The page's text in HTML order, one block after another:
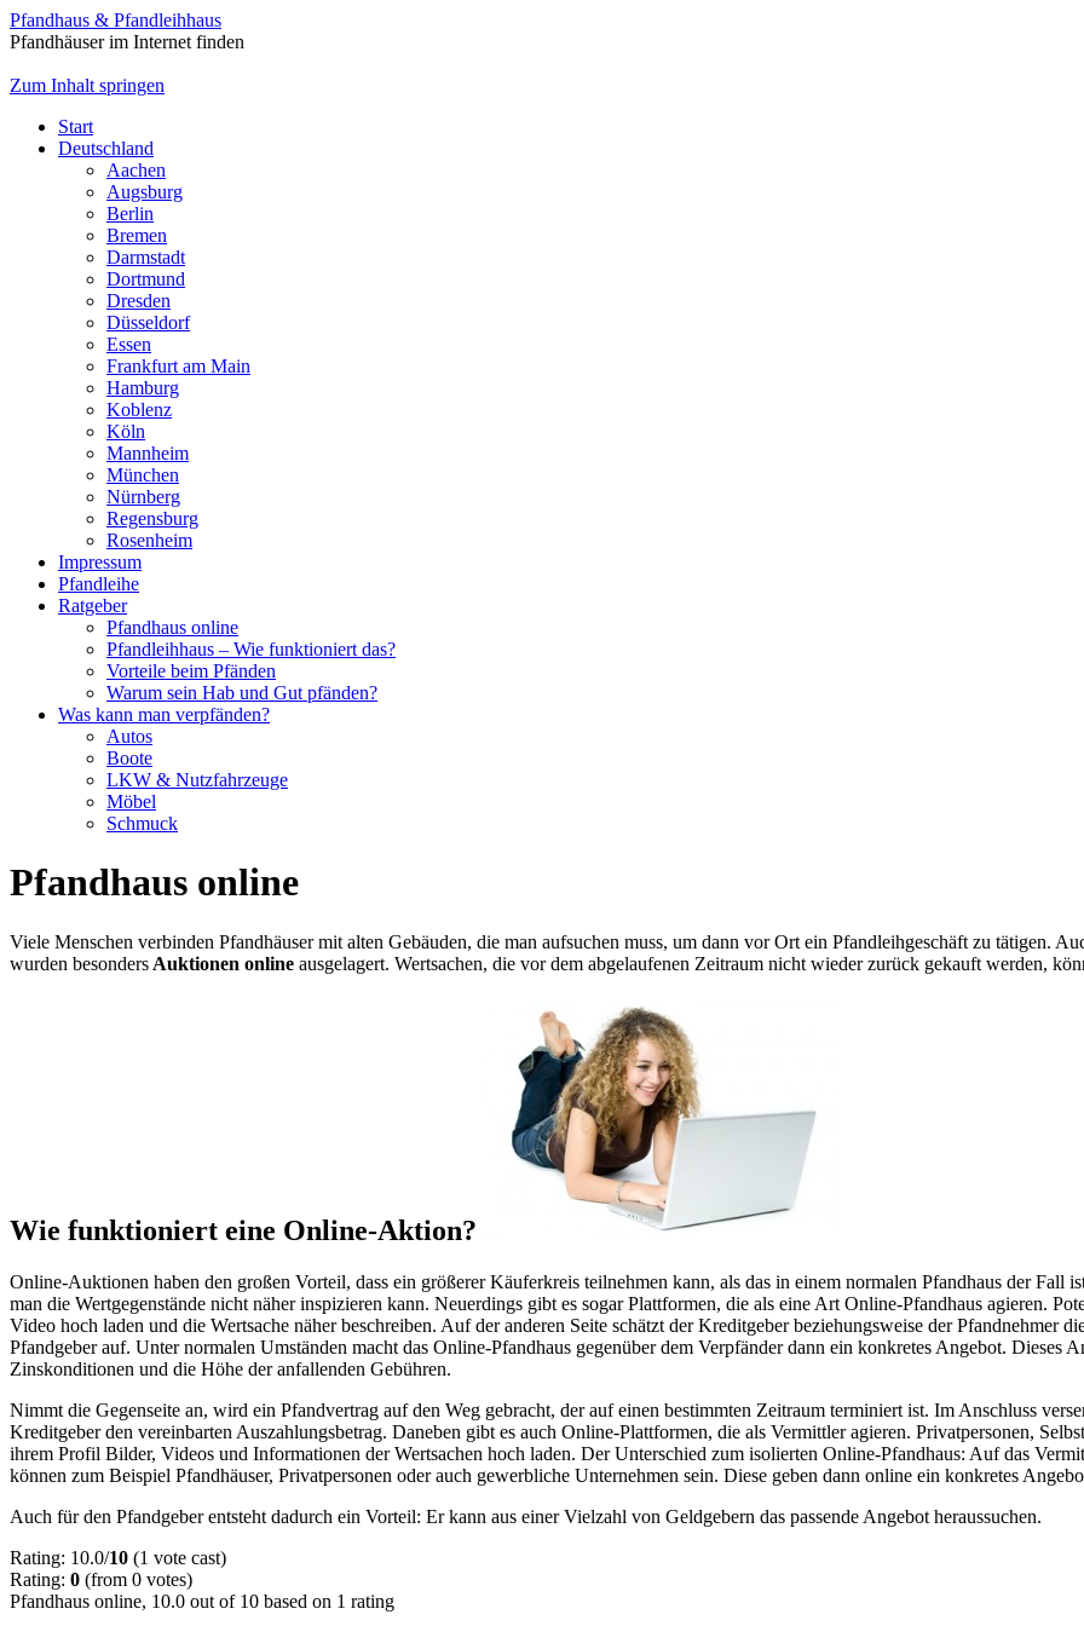
Pfandhaus & Pfandleihhaus
Pfandhäuser im Internet finden
Zum Inhalt springen
Start
Deutschland
Aachen
Augsburg
Berlin
Bremen
Darmstadt
Dortmund
Dresden
Düsseldorf
Essen
Frankfurt am Main
Hamburg
Koblenz
Köln
Mannheim
München
Nürnberg
Regensburg
Rosenheim
Impressum
Pfandleihe
Ratgeber
Pfandhaus online
Pfandleihhaus – Wie funktioniert das?
Vorteile beim Pfänden
Warum sein Hab und Gut pfänden?
Was kann man verpfänden?
Autos
Boote
LKW & Nutzfahrzeuge
Möbel
Schmuck
Pfandhaus online
Viele Menschen verbinden Pfandhäuser mit alten Gebäuden, die man aufsuchen muss, um dann vor Ort ein Pfandleihgeschäft zu tätigen.
wurden besonders Auktionen online ausgelagert. Wertsachen, die vor dem abgelaufenen Zeitraum nicht wieder zurück gekauft werden,
Wie funktioniert eine Online-Aktion?
Online-Auktionen haben den großen Vorteil, dass ein größerer Käuferkreis teilnehmen kann, als das in einem normalen Pfandhaus der Fall
man die Wertgegenstände nicht näher inspizieren kann. Neuerdings gibt es sogar Plattformen, die als eine Art Online-Pfandhaus agieren.
Video hoch laden und die Wertsache näher beschreiben. Auf der anderen Seite schätzt der Kreditgeber beziehungsweise der Pfandnehmer
Pfandgeber auf. Unter normalen Umständen macht das Online-Pfandhaus gegenüber dem Verpfänder dann ein konkretes Angebot. Dieses
Zinskonditionen und die Höhe der anfallenden Gebühren.
Nimmt die Gegenseite an, wird ein Pfandvertrag auf den Weg gebracht, der auf einen bestimmten Zeitraum terminiert ist. Im Anschluss
Kreditgeber den vereinbarten Auszahlungsbetrag. Daneben gibt es auch Online-Plattformen, die als Vermittler agieren. Privatpersonen,
ihrem Profil Bilder, Videos und Informationen der Wertsachen hoch laden. Der Unterschied zum isolierten Online-Pfandhaus: Auf das
können zum Beispiel Pfandhäuser, Privatpersonen oder auch gewerbliche Unternehmen sein. Diese geben dann online ein konkretes
Auch für den Pfandgeber entsteht dadurch ein Vorteil: Er kann aus einer Vielzahl von Geldgebern das passende Angebot heraussuchen.
Rating: 10.0/10 (1 vote cast)
Rating: 0 (from 0 votes)
Pfandhaus online, 10.0 out of 10 based on 1 rating